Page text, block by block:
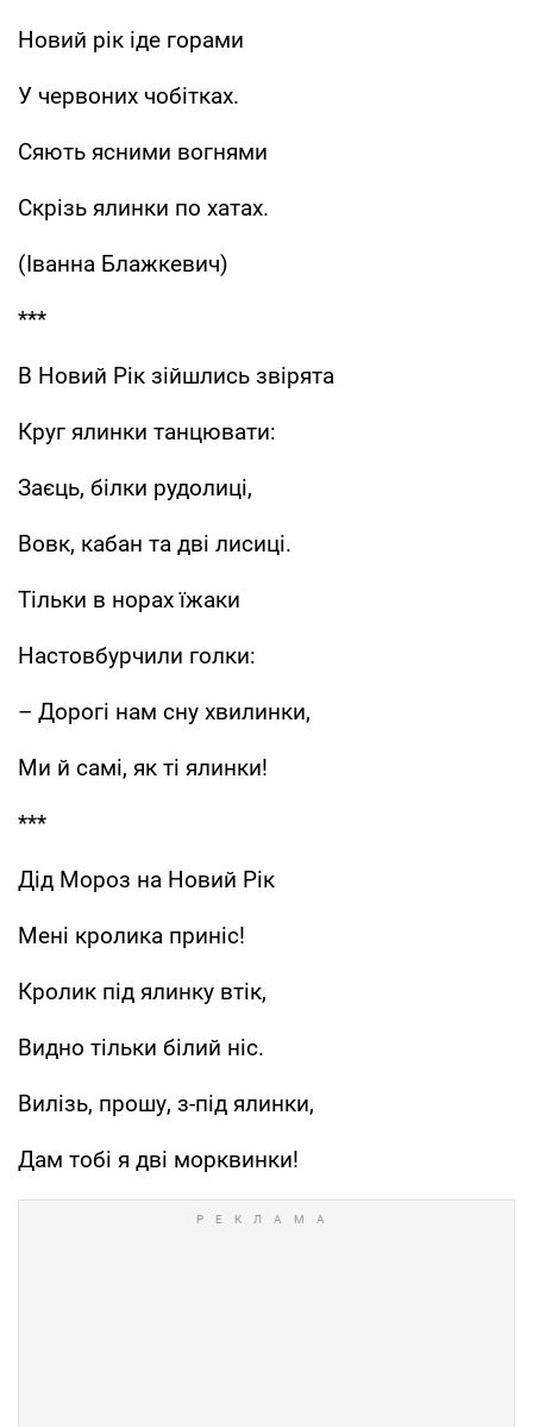
Новий рік іде горами
У червоних чобітках.
Сяють ясними вогнями
Скрізь ялинки по хатах.
(Іванна Блажкевич)
***
В Новий Рік зійшлись звірята
Круг ялинки танцювати:
Заєць, білки рудолиці,
Вовк, кабан та дві лисиці.
Тільки в норах їжаки
Настовбурчили голки:
– Дорогі нам сну хвилинки,
Ми й самі, як ті ялинки!
***
Дід Мороз на Новий Рік
Мені кролика приніс!
Кролик під ялинку втік,
Видно тільки білий ніс.
Вилізь, прошу, з-під ялинки,
Дам тобі я дві морквинки!